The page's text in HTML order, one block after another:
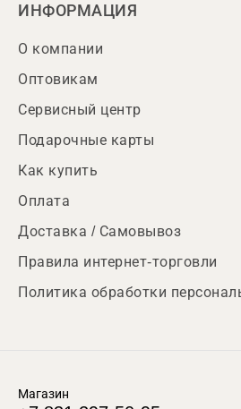
ИНФОРМАЦИЯ
О компании
Оптовикам
Сервисный центр
Подарочные карты
Как купить
Оплата
Доставка / Самовывоз
Правила интернет-торговли
Политика обработки
Магазин